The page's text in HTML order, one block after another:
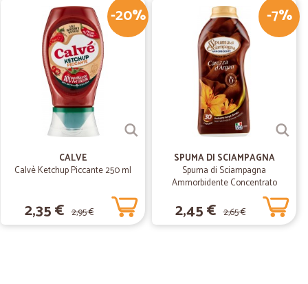
25/07/2019
prodotti…
ottimi e servizio eccellente lo consiglio
-20%
CALVE
Calvè Ketchup Piccante 250 ml
2,35 € 2,95 €
-7%
SPUMA DI SCIAMPAGNA
Spuma di Sciampagna
Ammorbidente Concentrato
Carezza d'Argan 600 ml
2,45 € 2,65 €